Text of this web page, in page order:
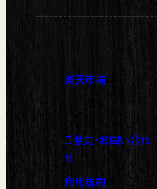
楽天市場
（新しいタブで開く）
ご意見・お問い合わ
せ
利用規約